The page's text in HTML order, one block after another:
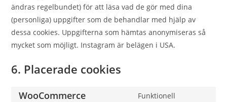
ändras regelbundet) för att läsa vad de gör med dina
(personliga) uppgifter som de behandlar med hjälp av
dessa cookies. Uppgifterna som hämtas anonymiseras så
mycket som möjligt. Instagram är belägen i USA.
6. Placerade cookies
WooCommerce Funktionell